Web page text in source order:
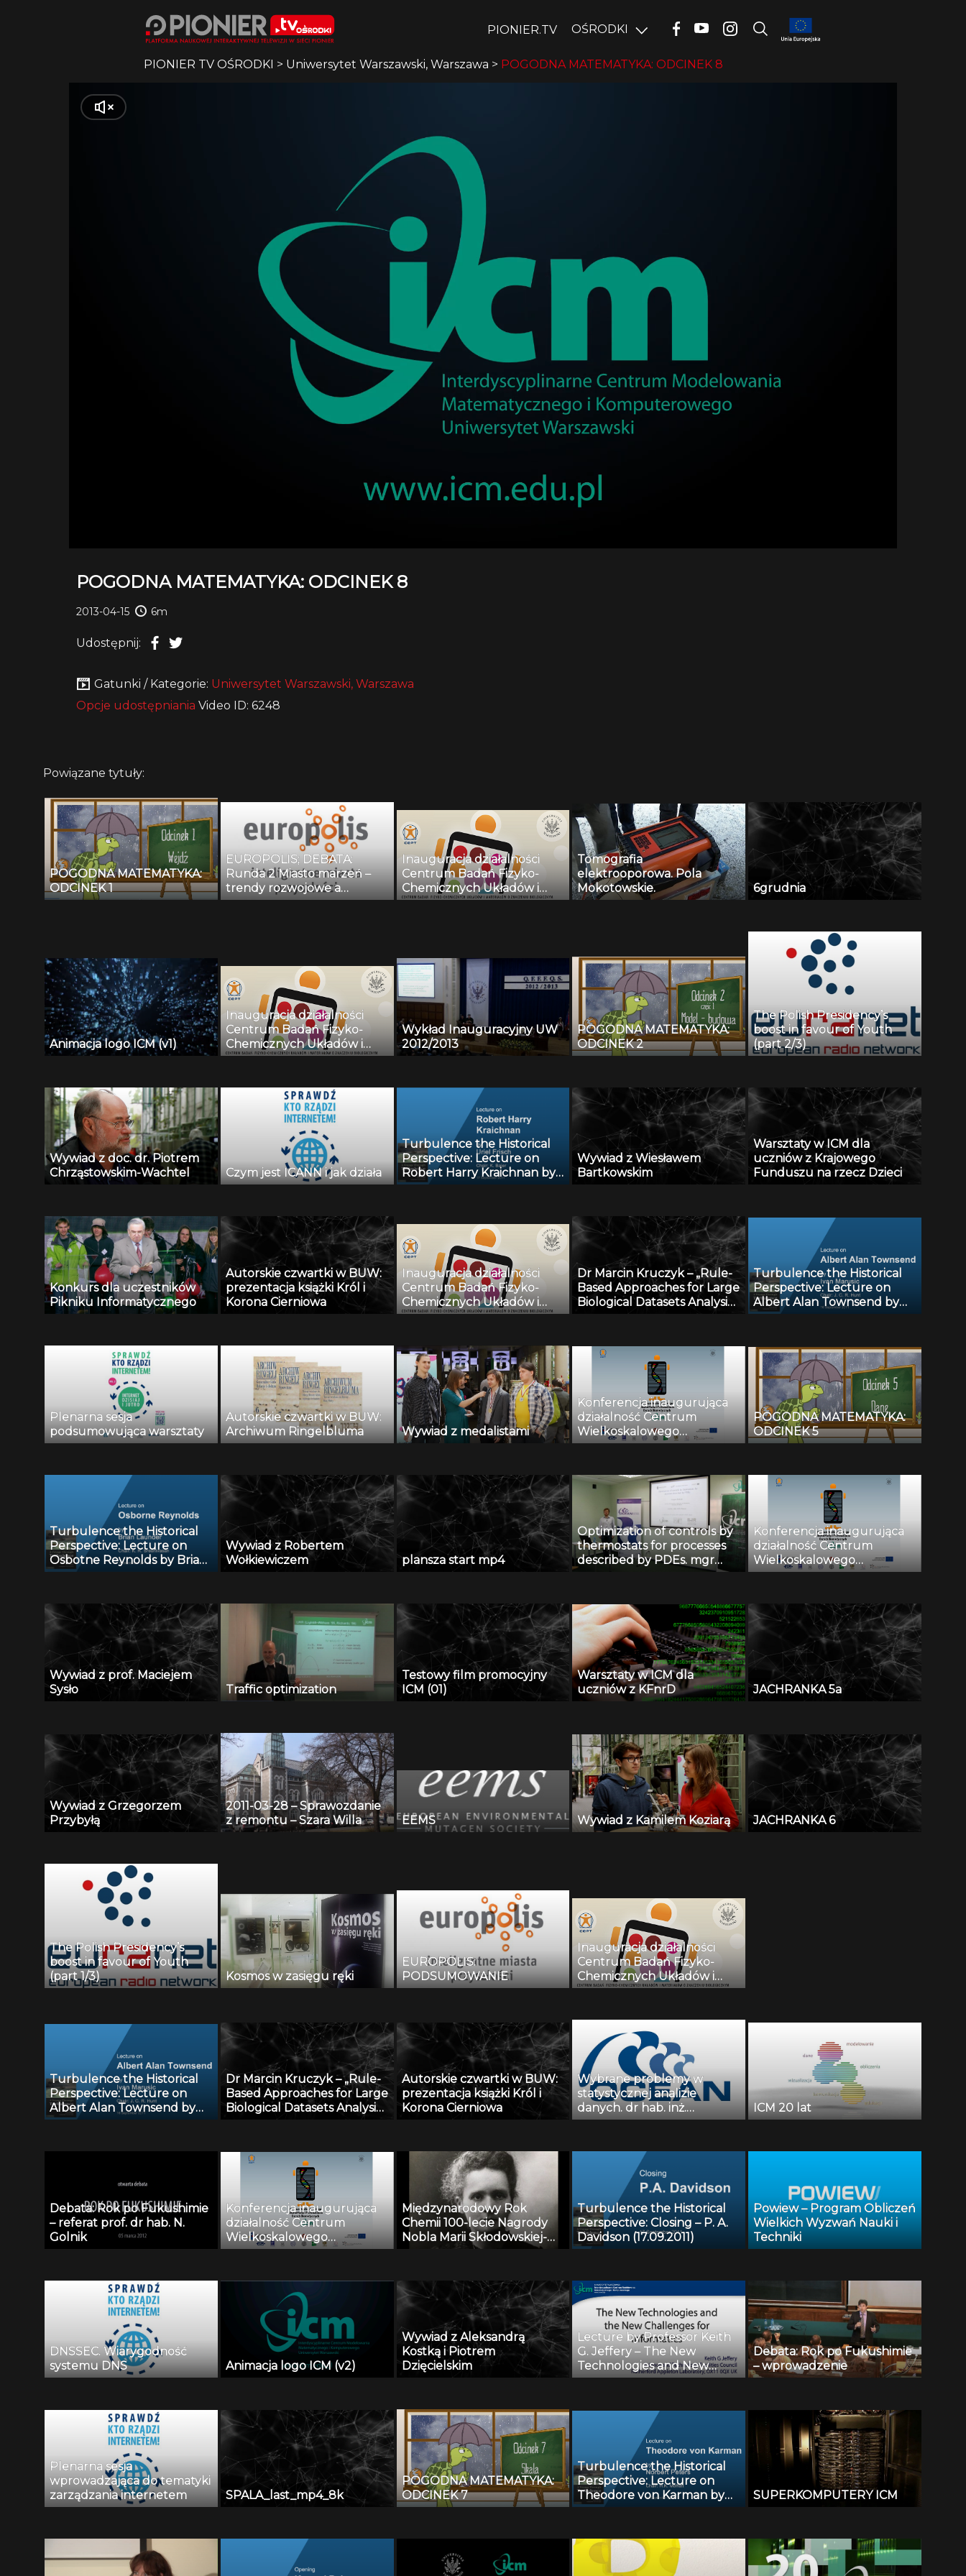
PIONIER.TV OŚRODKI
PIONIER TV OŚRODKI > Uniwersytet Warszawski, Warszawa > POGODNA MATEMATYKA: ODCINEK 8
POGODNA MATEMATYKA: ODCINEK 8
2013-04-15 6m
Udostępnij:
Gatunki / Kategorie: Uniwersytet Warszawski, Warszawa
Opcje udostępniania Video ID: 6248
Powiązane tytuły:
POGODNA MATEMATYKA:
ODCINEK 1
EUROPOLIS; DEBATA:
Runda 2 Miasto marzeń –
trendy rozwojowe a
preferencje obywateli
Inauguracja działalności
Centrum Badań Fizyko-
Chemicznych Układów i
Materiałów o Znaczeniu
Tomografia
elektrooporowa. Pola
Mokotowskie.
6grudnia
Animacja logo ICM (v1)
Inauguracja działalności
Centrum Badań Fizyko-
Chemicznych Układów i
Materiałów o Znaczeniu
Wojciech Grochala
Wykład Inauguracyjny UW
2012/2013
POGODNA MATEMATYKA:
ODCINEK 2
The Polish Presidency’s
boost in favour of Youth
(part 2/3)
Wywiad z doc. dr. Piotrem
Chrząstowskim-Wachtel
Czym jest ICANN i jak działa
Turbulence the Historical
Perspective: Lecture on
Robert Harry Kraichnan by
Uriel Frish (17.09.2011)
Wywiad z Wiesławem
Bartkowskim
Warsztaty w ICM dla
uczniów z Krajowego
Funduszu na rzecz Dzieci
Konkurs dla uczestników
Pikniku Informatycznego
Autorskie czwartki w BUW:
prezentacja książki Król i
Korona Cierniowa
Inauguracja działalności
Centrum Badań Fizyko-
Chemicznych Układów i
Materiałów o Znaczeniu
Paterczyk
Dr Marcin Kruczyk – „Rule-
Based Approaches for Large
Biological Datasets Analysis:
r.
Turbulence the Historical
Perspective: Lecture on
Albert Alan Townsend by
Ivan Marusic (16.09.2011)
Plenarna sesja
podsumowująca warsztaty
Autorskie czwartki w BUW:
Archiwum Ringelbluma
Wywiad z medalistami
Konferencja inaugurująca
działalność Centrum
Wielkoskalowego
Modelowania i
Biomedycznych: Prof. dr
hab. Piotr Bała
POGODNA MATEMATYKA:
ODCINEK 5
Turbulence the Historical
Perspective: Lecture on
Osbotne Reynolds by Brian
Launder, chair: K.R.
Wywiad z Robertem
Wołkiewiczem
plansza start mp4
Optimization of controls by
thermostats for processes
described by PDEs. mgr
Konferencja inaugurująca
działalność Centrum
Wielkoskalowego
Modelowania i
Biomedycznych: dr
Alessandro Curion
Wywiad z prof. Maciejem
Sysło
Traffic optimization
Testowy film promocyjny
ICM (01)
Warsztaty w ICM dla
uczniów z KFnrD
JACHRANKA 5a
Wywiad z Grzegorzem
Przybyłą
2011-03-28 – Sprawozdanie
z remontu – Szara Willa
EEMS Wywiad z Kamilem Koziarą JACHRANKA 6
The Polish Presidency’s
boost in favour of Youth
(part 1/3)
Kosmos w zasięgu ręki
EUROPOLIS:
PODSUMOWANIE
Inauguracja działalności
Centrum Badań Fizyko-
Chemicznych Układów i
Materiałów o Znaczeniu
Choiński
Turbulence the Historical
Perspective: Lecture on
Albert Alan Townsend by
Ivan Marusic (16.09.2011)
Dr Marcin Kruczyk – „Rule-
Based Approaches for Large
Biological Datasets Analysis:
r.
Autorskie czwartki w BUW:
prezentacja książki Król i
Korona Cierniowa
Wybrane problemy w
statystycznej analizie
danych. dr hab. inż.
Przemysław Biecek ICM UW
ICM 20 lat
Debata: Rok po Fukushimie
– referat prof. dr hab. N.
Golnik
Konferencja inaugurująca
działalność Centrum
Wielkoskalowego
Modelowania i
Biomedycznych: Paweł
Międzynarodowy Rok
Chemii 100-lecie Nagrody
Nobla Marii Skłodowskiej-
Turbulence the Historical
Perspective: Closing – P. A.
Davidson (17.09.2011)
Powiew – Program Obliczeń
Wielkich Wyzwań Nauki i
Techniki
DNSSEC. Wiarygodność
systemu DNS
Animacja logo ICM (v2)
Wywiad z Aleksandrą
Kostką i Piotrem
Dzięcielskim
Lecture by Professor Keith
G. Jeffery – The New
Technologies and New
Challenges for Informatics
Debata: Rok po Fukushimie
– wprowadzenie
Plenarna sesja
wprowadzająca do tematyki
zarządzania internetem
SPALA_last_mp4_8k
POGODNA MATEMATYKA:
ODCINEK 7
Turbulence the Historical
Perspective: Lecture on
Theodore von Karman by
Norbert Peters (16.09.2011)
SUPERKOMPUTERY ICM